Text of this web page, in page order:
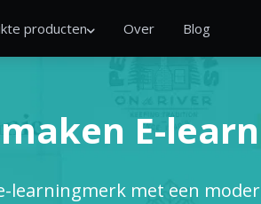
producten Over Blog
E-
learningmerk met een